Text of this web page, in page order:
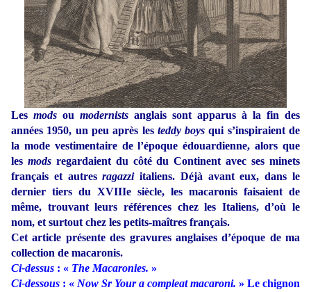
Les mods ou modernists anglais sont apparus à la fin des
années 1950, un peu après les teddy boys qui s’inspiraient de
la mode vestimentaire de l’époque édouardienne, alors que
les modsregardaient du côté du Continent avec ses minets
français et autresragazziitaliens. Déjà avant eux, dans le
dernier tiers du XVIIIe siècle, les macaronis faisaient de
même, trouvant leurs références chez les Italiens, d’où le
nom, et surtout chez les petits-maîtres français.
Cet article présente des gravures anglaises d’époque de ma
collection de macaronis.
Ci-dessus : « The Macaronies. »
Ci-dessous : « Now Sr Your a compleat macaroni. » Le chignon